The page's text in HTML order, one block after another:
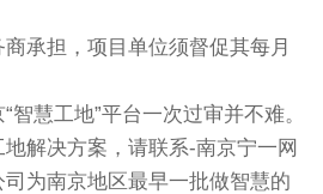
承担，项目单位须督促其每月
智慧工地”平台一次过审并不难。
地解决方案，请联系-南京宁一网
为南京地区最早一批做智慧的